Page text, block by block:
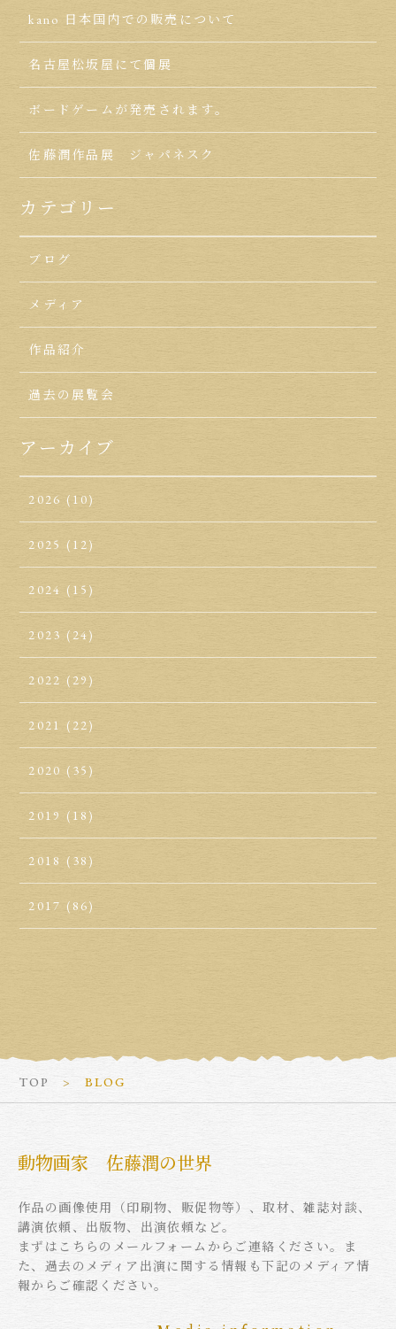
kano 日本国内での販売について
名古屋松坂屋にて個展
ボードゲームが発売されます。
佐藤潤作品展 ジャパネスク
カテゴリー
ブログ
メディア
作品紹介
過去の展覧会
アーカイブ
2026 (10)
2025 (12)
2024 (15)
2023 (24)
2022 (29)
2021 (22)
2020 (35)
2019 (18)
2018 (38)
2017 (86)
TOP BLOG
動物画家 佐藤潤の世界
作品の画像使用（印刷物、販促物等）、取材、雑誌対談、
講演依頼、出版物、出演依頼など。
まずはこちらのメールフォームからご連絡ください。ま
た、過去のメディア出演に関する情報も下記のメディア情
報からご確認ください。